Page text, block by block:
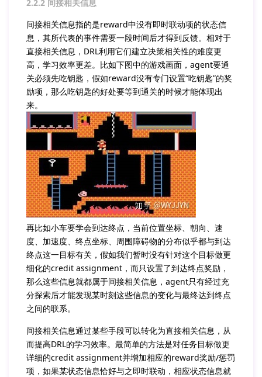
2.2.2 间接相关信息
间接相关信息指的是reward中没有即时联动项的状态信
息，其所代表的事件需要一段时间后才得到反馈。相对于
直接相关信息，DRL利用它们建立决策相关性的难度更
高，学习效率更差。比如下图中的游戏画面，agent要通
关必须先吃钥匙，假如reward没有专门设置“吃钥匙”的奖
励项，那么吃钥匙的好处要等到通关的时候才能体现出
来。
再比如小车要学会到达终点，当前位置坐标、朝向、速
度、加速度、终点坐标、周围障碍物的分布似乎都与到达
终点这一目标有关，假如我们暂时没有针对这个目标做更
细化的credit assignment，而只设置了到达终点奖励，
那么这些信息就都属于间接相关信息，agent只有经过充
分探索后才能发现某时刻这些信息的变化与最终达到终点
之间的联系。
间接相关信息通过某些手段可以转化为直接相关信息，从
而提高DRL的学习效率。最简单的方法是对任务目标做更
详细的credit assignment并增加相应的reward奖励/惩罚
项，如果某状态信息恰好与之即时联动，相应状态信息就